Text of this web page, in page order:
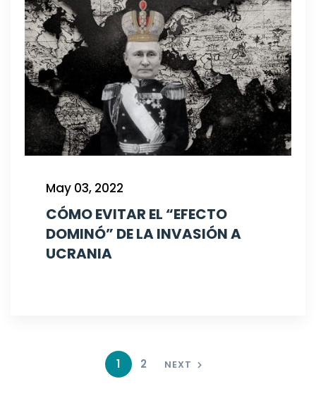
May 03, 2022
CÓMO EVITAR EL “EFECTO
DOMINÓ” DE LA INVASIÓN A
UCRANIA
1 2 NEXT